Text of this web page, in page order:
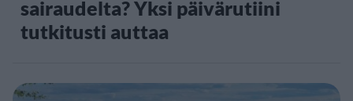
sairaudelta? Yksi päivärutiini
tutkitusti auttaa